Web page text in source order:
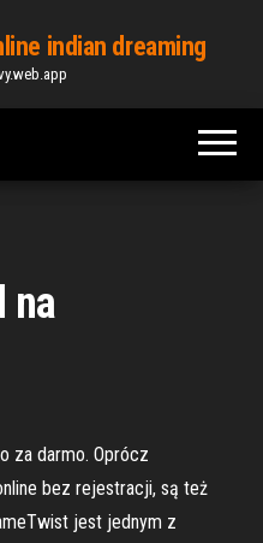
indian dreaming
na
za darmo. Oprócz
bez rejestracji, są też
jest jednym z